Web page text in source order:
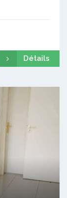
Détails